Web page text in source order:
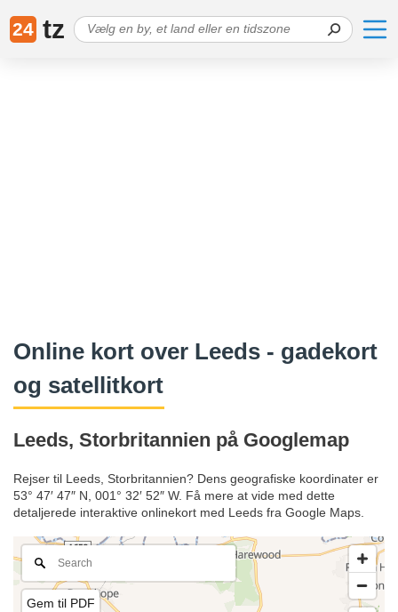
24 tz
Online kort over Leeds - gadekort
og satellitkort
Leeds, Storbritannien på Googlemap
Rejser til Leeds, Storbritannien? Dens geografiske koordinater er
53° 47′ 47″ N, 001° 32′ 52″ W. Få mere at vide med dette
detaljerede interaktive onlinekort med Leeds fra Google Maps.
Gem til PDF